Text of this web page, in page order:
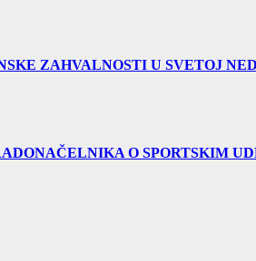
ZAHVALNOSTI U SVETOJ
O SPORTSKIM